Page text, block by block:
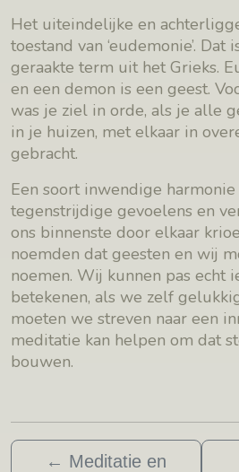
Het uiteindelijke en
toestand van ‘eudemonie’.
geraakte term uit het Grieks.
en een demon is een geest.
was je ziel in orde, als je alle
in je huizen, met elkaar in
gebracht.
Een soort inwendige
tegenstrijdige gevoelens en
ons binnenste door elkaar
noemden dat geesten en wij
noemen. Wij kunnen pas echt
betekenen, als we zelf
moeten we streven naar een
meditatie kan helpen om dat
bouwen.
← Meditatie en